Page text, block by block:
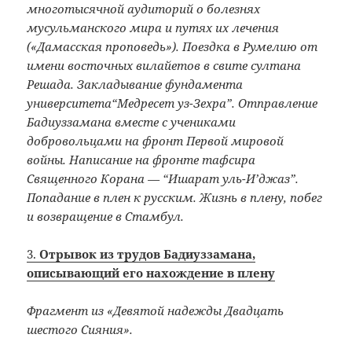
многотысячной аудиторий о болезнях
мусульманского мира и путях их лечения
(«Дамасская проповедь»). Поездка в Румелию от
имени восточных вилайетов в свите султана
Решада. Закладывание фундамента
университета“Медресет уз-Зехра”. Отправление
Бадиуззамана вместе с учениками
добровольцами на фронт Первой мировой
войны. Написание на фронте тафсира
Священного Корана — “Ишарат уль-И’джаз”.
Попадание в плен к русским. Жизнь в плену, побег
и возвращение в Стамбул.
3.Отрывок из трудов Бадиуззамана,
описывающий его нахождение в плену
Фрагмент из «Девятой надежды Двадцать
шестого Сияния».